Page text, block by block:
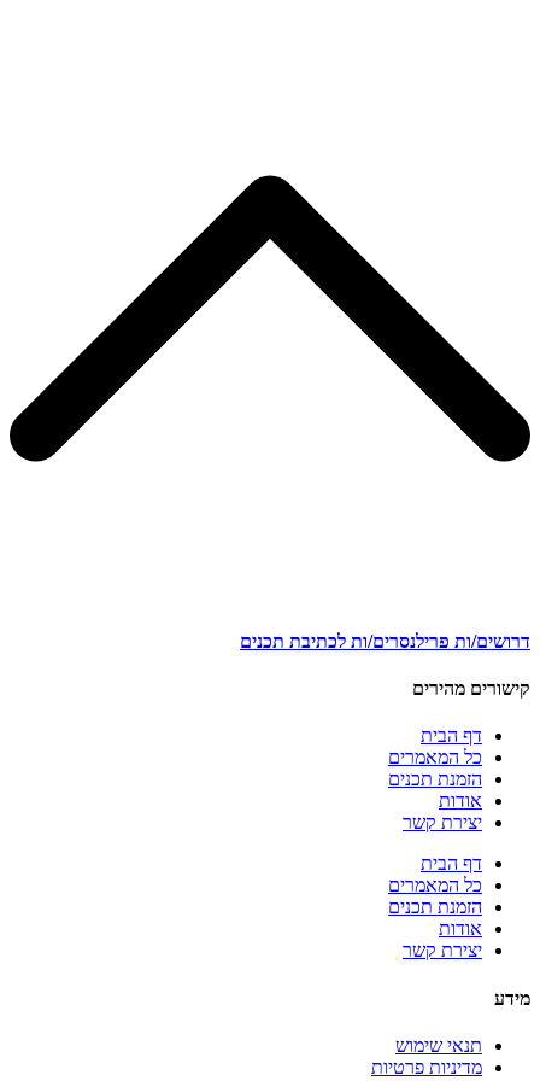
דרושים/ות פרילנסרים/ות לכתיבת תכנים
קישורים מהירים
דף הבית
כל המאמרים
הזמנת תכנים
אודות
יצירת קשר
דף הבית
כל המאמרים
הזמנת תכנים
אודות
יצירת קשר
מידע
תנאי שימוש
מדיניות פרטיות